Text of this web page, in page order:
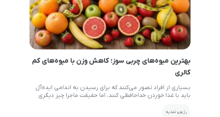
بهترین میوه‌های چربی سوز؛ کاهش وزن با میوه‌های کم
کالری
بسیاری از افراد تصور می‌کنند که برای رسیدن به اندامی ایده‌آل
باید با غذا خوردن خداحافظی کنند، اما حقیقت ماجرا چیز دیگری
دنیای امروز که چاقی و اضافه وزن به یکی از دغدغه‌های اصلی
رژیم و تغذیه